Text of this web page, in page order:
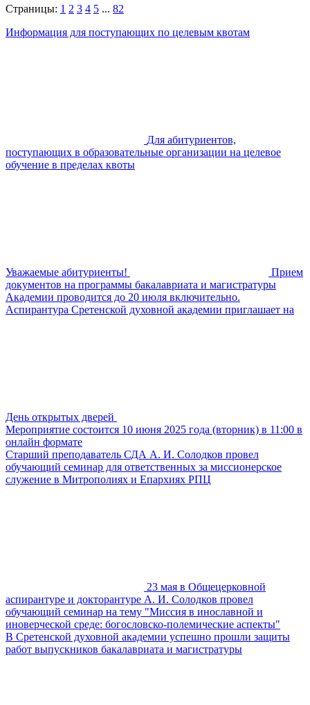
Страницы: 1 2 3 4 5 ... 82
Информация для поступающих по целевым квотам
Для абитуриентов,
поступающих в образовательные организации на целевое
обучение в пределах квоты
Уважаемые абитуриенты!
Прием
документов на программы бакалавриата и магистратуры
Академии проводится до 20 июля включительно.
Аспирантура Сретенской духовной академии приглашает на
День открытых дверей
Мероприятие состоится 10 июня 2025 года (вторник) в 11:00 в
онлайн формате
Старший преподаватель СДА А. И. Солодков провел
обучающий семинар для ответственных за миссионерское
служение в Митрополиях и Епархиях РПЦ
23 мая в Общецерковной
аспирантуре и докторантуре А. И. Солодков провел
обучающий семинар на тему "Миссия в инославной и
иноверческой среде: богословско-полемические аспекты"
В Сретенской духовной академии успешно прошли защиты
работ выпускников бакалавриата и магистратуры